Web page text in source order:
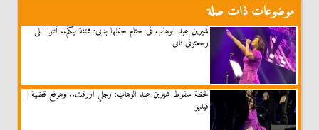
موضوعات ذات صلة
شيرين عبد الوهاب فى ختام حفلها بدبى: ممتنة ليكم.. أنتوا اللى
رجعتونى تانى
لحظة سقوط شيرين عبد الوهاب: رجلي ازرقت.. وهرفع قضية |
فيديو